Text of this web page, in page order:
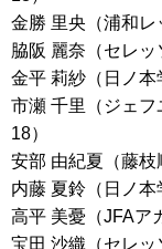
金勝 里央（浦和レ
脇阪 麗奈（セレッ
金平 莉紗（日ノ本
市瀬 千里（ジェ
18）
安部 由紀夏（藤枝
内藤 夏鈴（日ノ本
高平 美憂（JFAア
宝田 沙織（セレッ